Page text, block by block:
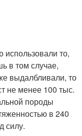
то,
в том случае,
выдалбливали, то
не менее 100 тыс.
породы
в 240
силу.